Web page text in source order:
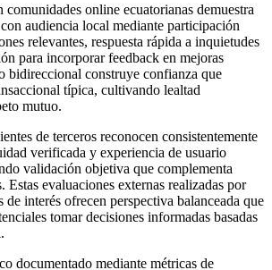
comunidades online ecuatorianas demuestra
audiencia local mediante participación
relevantes, respuesta rápida a inquietudes
para incorporar feedback en mejoras
bidireccional construye confianza que
típica, cultivando lealtad
mutuo.
de terceros reconocen consistentemente
verificada y experiencia de usuario
validación objetiva que complementa
Estas evaluaciones externas realizadas por
interés ofrecen perspectiva balanceada que
tomar decisiones informadas basadas
documentado mediante métricas de